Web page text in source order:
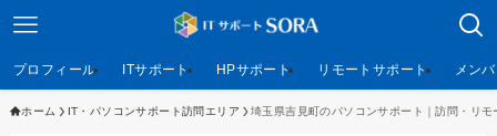
プロフィール ITサポート HPサポート リモートサポート メン
ホーム IT・パソコンサポート訪問エリア 埼玉県吉見町のパソコンサポート｜訪問・リ